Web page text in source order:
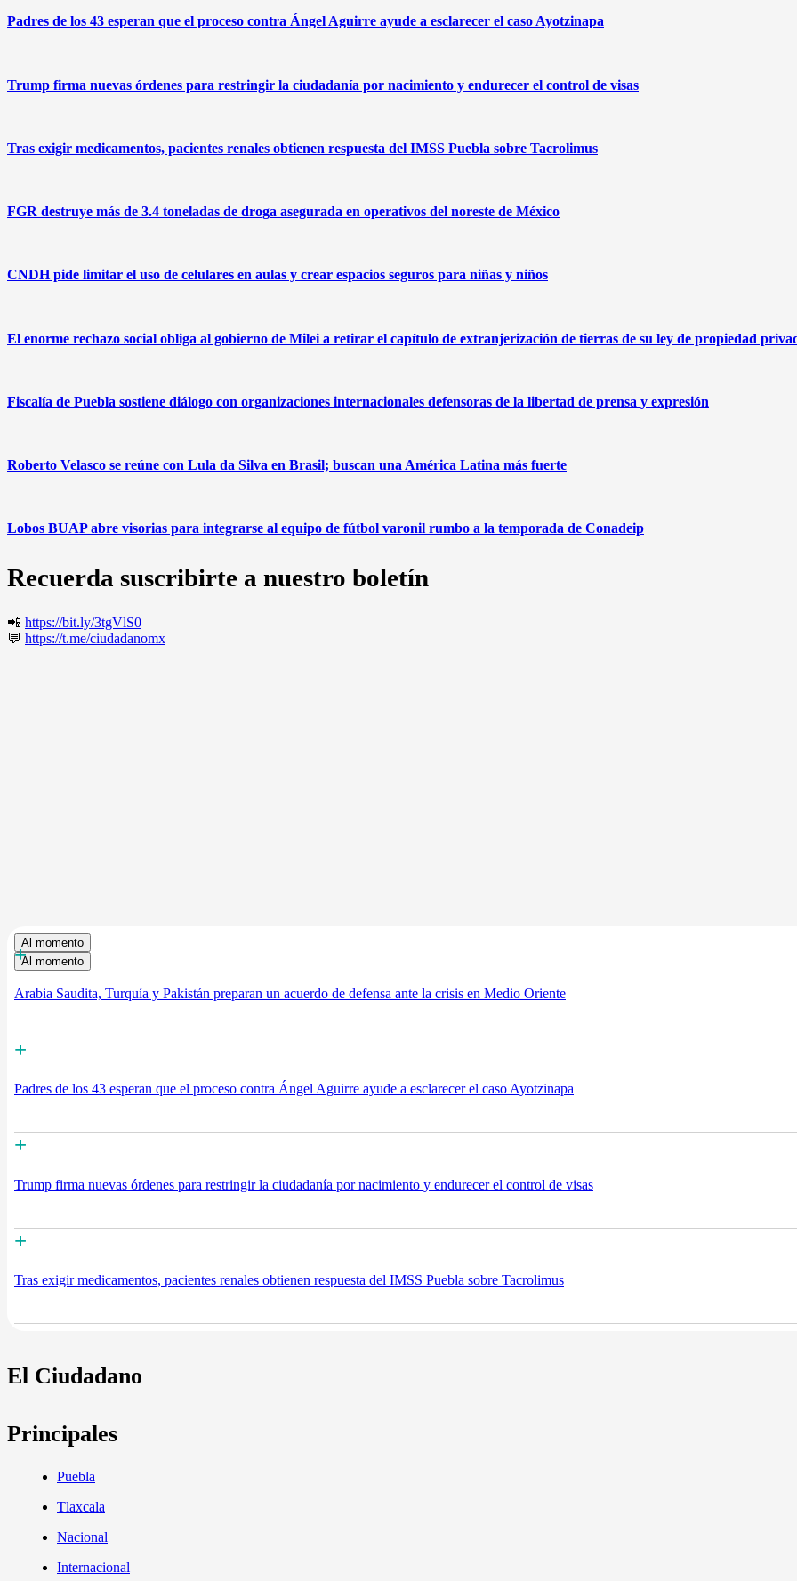
Padres de los 43 esperan que el proceso contra Ángel Aguirre ayude a esclarecer el caso Ayotzinapa
Trump firma nuevas órdenes para restringir la ciudadanía por nacimiento y endurecer el control de visas
Tras exigir medicamentos, pacientes renales obtienen respuesta del IMSS Puebla sobre Tacrolimus
FGR destruye más de 3.4 toneladas de droga asegurada en operativos del noreste de México
CNDH pide limitar el uso de celulares en aulas y crear espacios seguros para niñas y niños
El enorme rechazo social obliga al gobierno de Milei a retirar el capítulo de extranjerización de tierras de su ley de propiedad
Fiscalía de Puebla sostiene diálogo con organizaciones internacionales defensoras de la libertad de prensa y expresión
Roberto Velasco se reúne con Lula da Silva en Brasil; buscan una América Latina más fuerte
Lobos BUAP abre visorias para integrarse al equipo de fútbol varonil rumbo a la temporada de Conadeip
Recuerda suscribirte a nuestro boletín
📲 https://bit.ly/3tgVlS0
💬 https://t.me/ciudadanomx
Al momento
Al momento
+
Arabia Saudita, Turquía y Pakistán preparan un acuerdo de defensa ante la crisis en Medio Oriente
+
Padres de los 43 esperan que el proceso contra Ángel Aguirre ayude a esclarecer el caso Ayotzinapa
+
Trump firma nuevas órdenes para restringir la ciudadanía por nacimiento y endurecer el control de visas
+
Tras exigir medicamentos, pacientes renales obtienen respuesta del IMSS Puebla sobre Tacrolimus
El Ciudadano
Principales
Puebla
Tlaxcala
Nacional
Internacional